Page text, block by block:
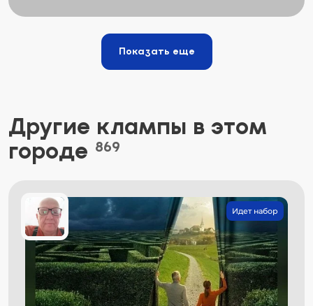
Показать еще
Другие клампы в этом
городе 869
Идет набор